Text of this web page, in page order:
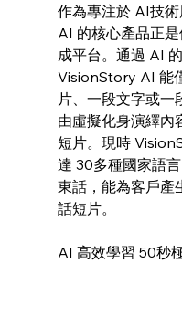
作為專注於 AI技
AI 的核心產品正
成平台。通過 AI
VisionStory AI 能
片、一段文字或一
由虛擬化身演繹
短片。現時
達 30多種國家語
東話，能為客戶產
話短片。
AI 高效學習 50秒